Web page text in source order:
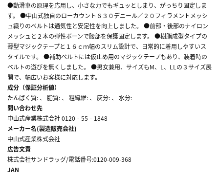
●動滑車の原理を応用し、小さな力でもギュッとしまり、がっちり固定しま
す。 ●中山式独自のローカウント６３０デニール／２０フィラメントメッシ
ュ織りのベルトは通気性と安定性を向上しました。 ●前部・後部のナイロン
メッシュと２本の弾性ボーンで腰部を保護固定します。 ●樹脂成型タイプの
薄型マジックテープと１６ｃｍ幅のスリム設計で、日常的に着用しやすいス
タイルです。 ●補助ベルトには仮止め用のマジックテープもあり、装着時の
ベルトの遊びを無くしました。 ●男女兼用、サイズもM、L、LLの３サイズ展
開で、幅広いお客様に対応します。
成分（保証分析値）
たんぱく質: 、 脂質: 、 粗繊維: 、 灰分: 、 水分:
問い合わせ先
中山式産業株式会社 0120‐55‐1848
メーカー名(製造販売会社)
中山式産業株式会社
広告文責
株式会社サンドラッグ/電話番号:0120-009-368
JAN